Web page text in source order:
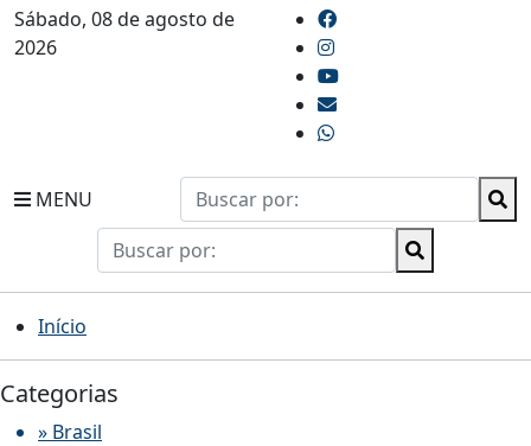
Sábado, 08 de agosto de
2026
MENU
Início
Categorias
» Brasil